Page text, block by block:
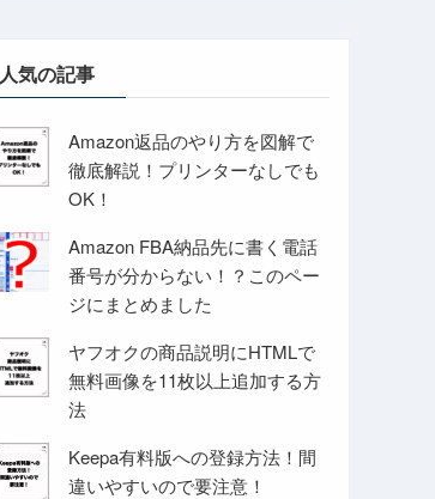
人気の記事
Amazon返品のやり方を図解で
徹底解説！プリンターなしでも
OK！
Amazon FBA納品先に書く電話
番号が分からない！？このペー
ジにまとめました
ヤフオクの商品説明にHTMLで
無料画像を11枚以上追加する方
法
Keepa有料版への登録方法！間
違いやすいので要注意！